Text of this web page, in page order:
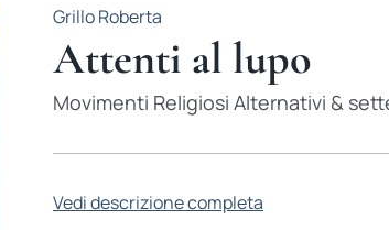
Grillo Roberta
Attenti al lupo
Movimenti Religiosi Alternativi &
Vedi descrizione completa